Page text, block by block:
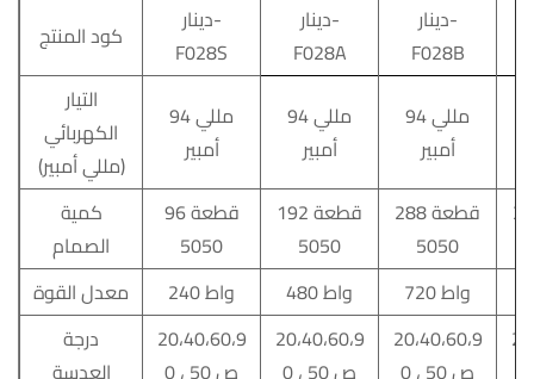
كود المنتج
دينار-
F028S
دينار-
F028A
دينار-
F028B
التيار
الكهربائي
(مللي أمبير)
94 مللي
أمبير
94 مللي
أمبير
94 مللي
أمبير
كمية
الصمام
96 قطعة
5050
192 قطعة
5050
288 قطعة
5050
معدل القوة 240 واط 480 واط
720 واط
درجة
العدسة
20،40،60،9
0 ، ص 50
20،40،60،9
0 ، ص 50
20،40،60،9
0 ، ص 50